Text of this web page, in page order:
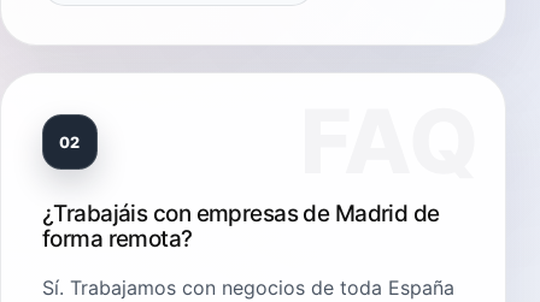
02
¿Trabajáis con empresas de Madrid de
forma remota?
Sí. Trabajamos con negocios de toda España